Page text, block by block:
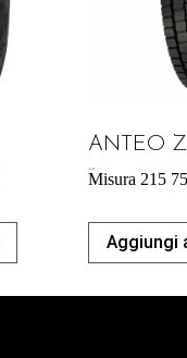
ANTEO
Misura 215
Aggiungi